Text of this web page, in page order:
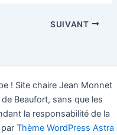
SUIVANT
! Site chaire Jean Monnet
Beaufort, sans que les
la responsabilité de la
Thème WordPress Astra